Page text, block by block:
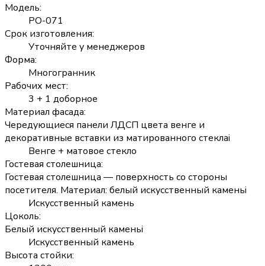
Модель:
РО-071
Срок изготовления:
Уточняйте у менеджеров
Форма:
Многогранник
Рабочих мест:
3 + 1 доборное
Материал фасада:
Чередующиеся панели ЛДСП цвета венге и
декоративные вставки из матированного стеклаi
Венге + матовое стекло
Гостевая столешница:
Гостевая столешница — поверхность со стороны
посетителя. Материал: белый искусственный каменьi
Искусственный камень
Цоколь:
Белый искусственный каменьi
Искусственный камень
Высота стойки: